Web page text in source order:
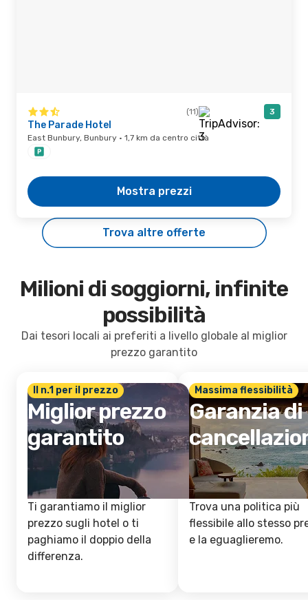
(11) 3
The Parade Hotel
East Bunbury, Bunbury · 1,7 km da centro città
Mostra prezzi
Trova altre offerte
Milioni di soggiorni, infinite
possibilità
Dai tesori locali ai preferiti a livello globale al miglior
prezzo garantito
Il n.1 per il prezzo
Miglior prezzo
garantito
Ti garantiamo il miglior
prezzo sugli hotel o ti
paghiamo il doppio della
differenza.
Massima flessibilità
Garanzia di
Trova una politica più
flessibile allo stesso
e la eguaglieremo.